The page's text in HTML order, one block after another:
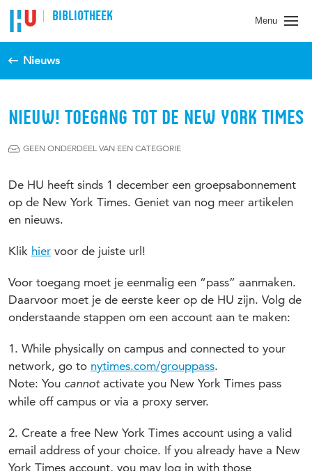
BIBLIOTHEEK Menu
Nieuws
NIEUW! TOEGANG TOT DE NEW YORK TIMES
GEEN ONDERDEEL VAN EEN CATEGORIE
De HU heeft sinds 1 december een groepsabonnement
op de New York Times. Geniet van nog meer artikelen
en nieuws.
Klik hier voor de juiste url!
Voor toegang moet je eenmalig een “pass” aanmaken.
Daarvoor moet je de eerste keer op de HU zijn. Volg de
onderstaande stappen om een account aan te maken:
1. While physically on campus and connected to your
network, go to nytimes.com/grouppass.
Note: You cannotactivate you New York Times pass
while off campus or via a proxy server.
2. Create a free New York Times account using a valid
email address of your choice. If you already have a New
York Times account, you may log in with those